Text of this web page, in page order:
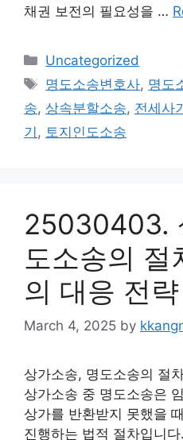
채권 보전의 필요성을 …
Categories
Uncategorized
Tags
명도소송변호사, 명도
송, 상속분할소송, 전세사
기 , 토지인도소송
25030403.
도소송의 절
의 대응 전략
March 4, 2025 by
상가소송, 명도소송의 절
상가소송 중 명도소송은
상가를 반환받지 못했을
진행하는 법적 절차입니